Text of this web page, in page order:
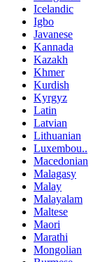
Icelandic
Igbo
Javanese
Kannada
Kazakh
Khmer
Kurdish
Kyrgyz
Latin
Latvian
Lithuanian
Luxembou..
Macedonian
Malagasy
Malay
Malayalam
Maltese
Maori
Marathi
Mongolian